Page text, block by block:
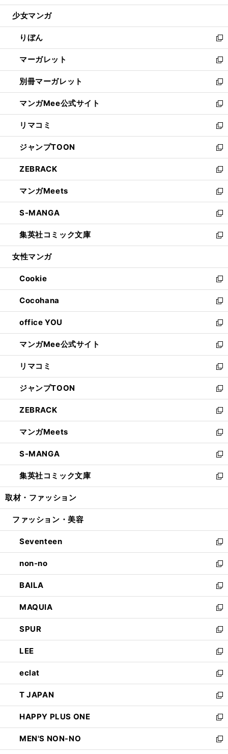
開
ウ
開
く
ン
ウ
で
開
く
ウ
ン
ド
ウ
で
開
く
し
ウ
ィ
ン
ド
ウ
で
開
く
少女マンガ
りぼん
新
し
い
ウ
ィ
ン
ド
ウ
で
開
く
マーガレット
新
し
い
ウ
ィ
ン
ド
ウ
で
開
く
別冊マーガレット
新
し
い
ウ
ィ
ン
ド
ウ
で
開
く
マンガMee公式サイト
新
し
い
ウ
ィ
ン
ド
ウ
で
開
く
リマコミ
新
し
い
ウ
ィ
ン
ド
ウ
で
開
く
ジャンプTOON
新
し
い
ウ
ィ
ン
ド
ウ
で
開
ZEBRACK
新
し
い
ウ
ィ
ン
ド
ウ
開
く
マンガMeets
新
し
い
ウ
ィ
ン
ウ
で
開
く
S-MANGA
新
し
い
ウ
ン
ド
ウ
で
開
く
集英社コミック文庫
新
し
ウ
ィ
ン
ド
ウ
で
開
く
女性マンガ
Cookie
新
し
い
ウ
ィ
ン
ド
ウ
で
開
く
Cocohana
新
し
い
ウ
ィ
ン
ド
ウ
で
開
く
office YOU
新
し
い
ウ
ィ
ン
ド
ウ
で
開
く
マンガMee公式サイト
新
し
い
ウ
ィ
ン
ド
ウ
で
開
く
リマコミ
新
し
い
ウ
ィ
ン
ド
ウ
で
開
く
ジャンプTOON
新
し
い
ウ
ィ
ン
ド
ウ
で
開
ZEBRACK
新
し
い
ウ
ィ
ン
ド
ウ
開
マンガMeets
新
し
い
ウ
ィ
ン
ウ
開
く
S-MANGA
新
し
い
ウ
ン
ウ
で
開
く
集英社コミック文庫
新
し
ウ
ン
ド
ウ
で
開
く
取材・ファッション
ファッション・美容
Seventeen
新
し
い
ウ
ィ
ン
ド
ウ
で
開
く
non-no
新
し
い
ウ
ィ
ン
ド
ウ
で
開
く
BAILA
新
し
い
ウ
ィ
ン
ド
ウ
で
開
く
MAQUIA
新
し
い
ウ
ィ
ン
ド
ウ
で
開
く
SPUR
新
し
い
ウ
ィ
ン
ド
ウ
で
開
く
LEE
新
し
い
ウ
ィ
ン
ド
ウ
で
開
eclat
新
し
い
ウ
ィ
ン
ド
ウ
T JAPAN
新
し
い
ウ
ィ
ン
HAPPY PLUS ONE
新
し
い
ウ
MEN'S NON-NO
新
し